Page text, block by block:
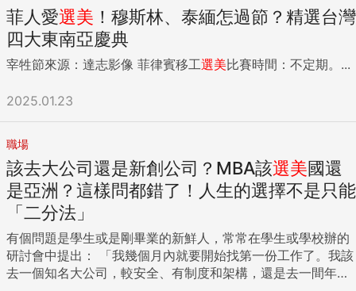
菲人愛選美 ！穆斯林、泰緬怎過節？精選台灣
四大東南亞慶典
宰牲節來源：達志影像 菲律賓移工選美比賽時間：不定期。...
2025.01.23
職場
該去大公司還是新創公司？MBA該選美國還
是亞洲？這樣問都錯了！人生的選擇不是只能
「二分法」
有個問題是學生或是剛畢業的新鮮人，常常在學生或學校辦的
研討會中提出： 「我幾個月內就要開始找第一份工作了。我該
去一個知名大公司，較安全、有制度和架構，還是去一間年輕